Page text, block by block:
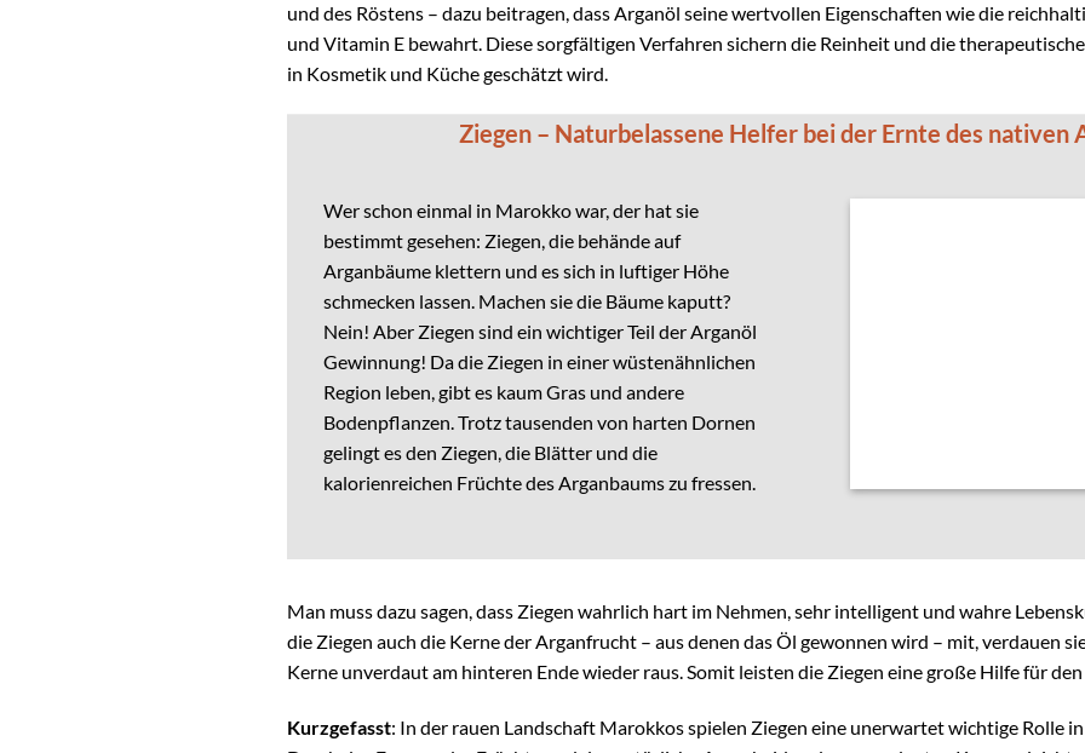
und des Röstens – dazu beitragen, dass Arganöl seine wertvollen Eigenschaften wie die
und Vitamin E bewahrt. Diese sorgfältigen Verfahren sichern die Reinheit und die
in Kosmetik und Küche geschätzt wird.
Ziegen – Naturbelassene Helfer bei der Ernte des nativen
Wer schon einmal in Marokko war, der hat sie
bestimmt gesehen: Ziegen, die behände auf
Arganbäume klettern und es sich in luftiger Höhe
schmecken lassen. Machen sie die Bäume kaputt?
Nein! Aber Ziegen sind ein wichtiger Teil der Arganöl
Gewinnung! Da die Ziegen in einer wüstenähnlichen
Region leben, gibt es kaum Gras und andere
Bodenpflanzen. Trotz tausenden von harten Dornen
gelingt es den Ziegen, die Blätter und die
kalorienreichen Früchte des Arganbaums zu fressen.
Man muss dazu sagen, dass Ziegen wahrlich hart im Nehmen, sehr intelligent und wahre
die Ziegen auch die Kerne der Arganfrucht – aus denen das Öl gewonnen wird – mit, verdauen
Kerne unverdaut am hinteren Ende wieder raus. Somit leisten die Ziegen eine große Hilfe für
Kurzgefasst: In der rauen Landschaft Marokkos spielen Ziegen eine unerwartet wichtige Rolle